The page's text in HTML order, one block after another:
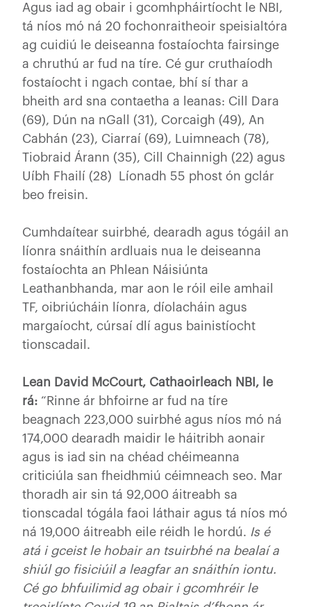
Agus iad ag obair i gcomhpháirtíocht le NBI,
tá níos mó ná 20 fochonraitheoir speisialtóra
ag cuidiú le deiseanna fostaíochta fairsinge
a chruthú ar fud na tíre. Cé gur cruthaíodh
fostaíocht i ngach contae, bhí sí thar a
bheith ard sna contaetha a leanas: Cill Dara
(69), Dún na nGall (31), Corcaigh (49), An
Cabhán (23), Ciarraí (69), Luimneach (78),
Tiobraid Árann (35), Cill Chainnigh (22) agus
Uíbh Fhailí (28) Líonadh 55 phost ón gclár
beo freisin.
Cumhdaítear suirbhé, dearadh agus tógáil an
líonra snáithín ardluais nua le deiseanna
fostaíochta an Phlean Náisiúnta
Leathanbhanda, mar aon le róil eile amhail
TF, oibriúcháin líonra, díolacháin agus
margaíocht, cúrsaí dlí agus bainistíocht
tionscadail.
Lean David McCourt, Cathaoirleach NBI, le
rá: “Rinne ár bhfoirne ar fud na tíre
beagnach 223,000 suirbhé agus níos mó ná
174,000 dearadh maidir le háitribh aonair
agus is iad sin na chéad chéimeanna
criticiúla san fheidhmiú céimneach seo. Mar
thoradh air sin tá 92,000 áitreabh sa
tionscadal tógála faoi láthair agus tá níos mó
ná 19,000 áitreabh eile réidh le hordú. Is é
atá i gceist le hobair an tsuirbhé na bealaí a
shiúl go fisiciúil a leagfar an snáithín iontu.
Cé go bhfuilimid ag obair i gcomhréir le